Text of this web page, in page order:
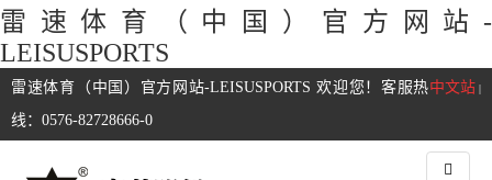
雷速体育（中国）官方网站-
LEISUSPORTS
中文站 |
雷速体育（中国）官方网站-LEISUSPORTS 欢迎您！客服热
线：0576-82728666-0